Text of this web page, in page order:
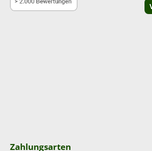
Zahlungsarten